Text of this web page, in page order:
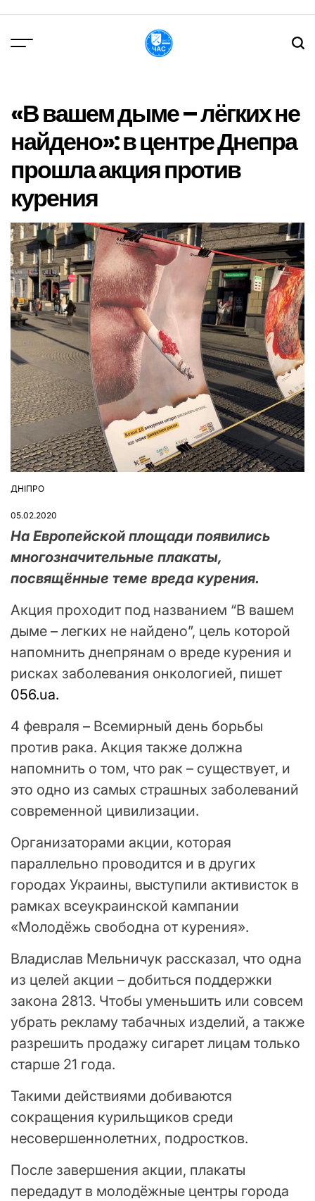
вмісту
«В вашем дыме – лёгких не
найдено»: в центре Днепра
прошла акция против
курения
ОПУБЛІКУВАТИ
ДНІПРО
05.02.2020
На Европейской площади появились
многозначительные плакаты,
посвящённые теме вреда курения.
Акция проходит под названием “В вашем
дыме – легких не найдено”, цель которой
напомнить днепрянам о вреде курения и
рисках заболевания онкологией, пишет
056.ua.
4 февраля – Всемирный день борьбы
против рака. Акция также должна
напомнить о том, что рак – существует, и
это одно из самых страшных заболеваний
современной цивилизации.
Организаторами акции, которая
параллельно проводится и в других
городах Украины, выступили активисток в
рамках всеукраинской кампании
«Молодёжь свободна от курения».
Владислав Мельничук рассказал, что одна
из целей акции – добиться поддержки
закона 2813. Чтобы уменьшить или совсем
убрать рекламу табачных изделий, а также
разрешить продажу сигарет лицам только
старше 21 года.
Такими действиями добиваются
сокращения курильщиков среди
несовершеннолетних, подростков.
После завершения акции, плакаты
передадут в молодёжные центры города